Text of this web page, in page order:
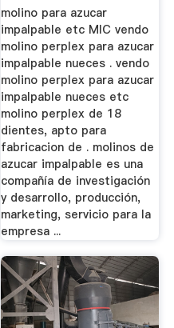
molino para azucar
impalpable etc MIC vendo
molino perplex para azucar
impalpable nueces . vendo
molino perplex para azucar
impalpable nueces etc
molino perplex de 18
dientes, apto para
fabricacion de . molinos de
azucar impalpable es una
compañía de investigación
y desarrollo, producción,
marketing, servicio para la
empresa ...